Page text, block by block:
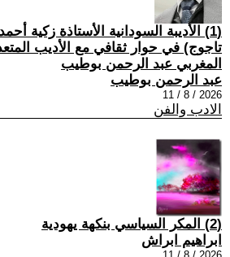
(1) الأديبة السودانية الأستاذة زكية
تاجوج) في حوار ثقافي مع الأديب
المغربي عبد الرحمن بوطيب
عبد الرحمن بوطيب
2026 / 8 / 11
الادب والفن
(2) المكر السياسي بنكهة يهودية
ابراهيم ابراش